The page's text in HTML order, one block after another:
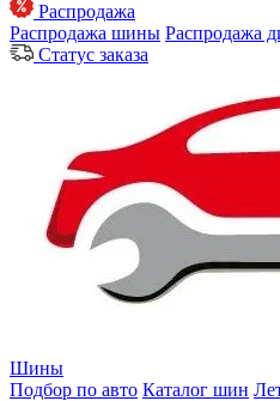
Распродажа
Распродажа шины Распродажа
Статус заказа
Шины
Подбор по авто Каталог шин